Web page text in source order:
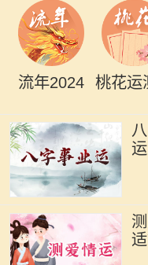
流年2024 桃花运
适